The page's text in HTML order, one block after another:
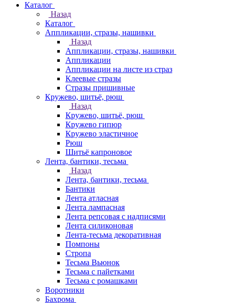
Каталог
Назад
Каталог
Аппликации, стразы, нашивки
Назад
Аппликации, стразы, нашивки
Аппликации
Аппликации на листе из страз
Клеевые стразы
Стразы пришивные
Кружево, шитьё, рюш
Назад
Кружево, шитьё, рюш
Кружево гипюр
Кружево эластичное
Рюш
Шитьё капроновое
Лента, бантики, тесьма
Назад
Лента, бантики, тесьма
Бантики
Лента атласная
Лента лампасная
Лента репсовая с надписями
Лента силиконовая
Лента-тесьма декоративная
Помпоны
Стропа
Тесьма Вьюнок
Тесьма с пайетками
Тесьма с ромашками
Воротники
Бахрома